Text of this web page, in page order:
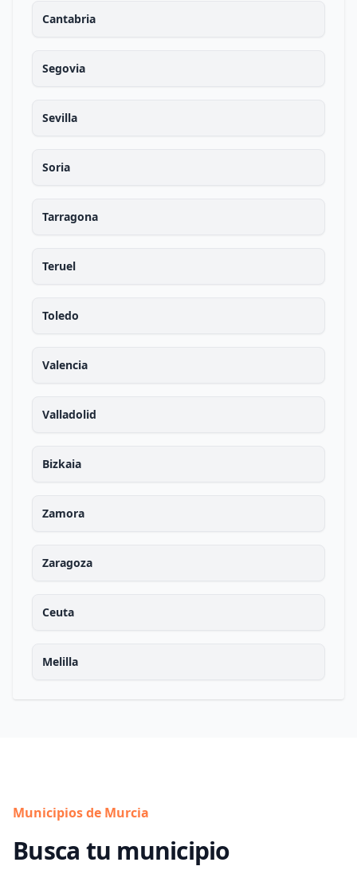
Cantabria
Segovia
Sevilla
Soria
Tarragona
Teruel
Toledo
Valencia
Valladolid
Bizkaia
Zamora
Zaragoza
Ceuta
Melilla
Municipios de Murcia
Busca tu municipio